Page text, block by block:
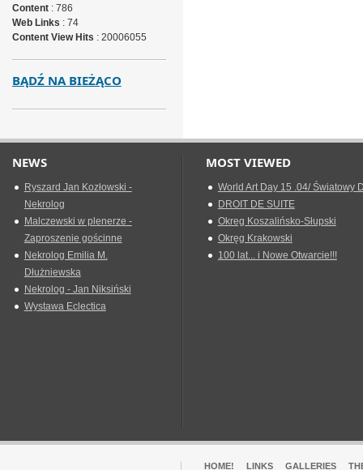
Content: 786
Web Links : 74
Content View Hits : 20006055
BĄDŹ NA BIEŻĄCO
NEWS
Ryszard Jan Kozłowski -
Nekrolog
Malczewski w plenerze -
Zaproszenie gościnne
Nekrolog Emilia M.
Dłużniewska
Nekrolog - Jan Niksiński
Wystawa Eclectica
MOST VIEWED
World Art Day 15 .04/ Światowy
DROIT DE SUITE
Okreg Koszalińsko-Słupski
Okręg Krakowski
100 lat... i Nowe Otwarcie!!!
HOME! LINKS GALLERIES